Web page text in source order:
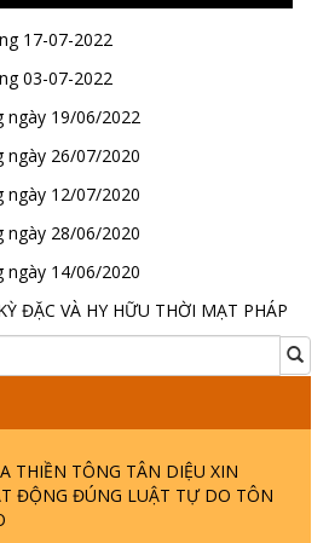
17-07-2022
03-07-2022
ngày 19/06/2022
ngày 26/07/2020
ngày 12/07/2020
ngày 28/06/2020
ngày 14/06/2020
ĐẶC VÀ HY HỮU THỜI MẠT PHÁP
22/12/2019
01/12/2019
ngày 03/11/2019
20/10/2019
THIỀN TÔNG TÂN DIỆU XIN
ĐỘNG ĐÚNG LUẬT TỰ DO TÔN